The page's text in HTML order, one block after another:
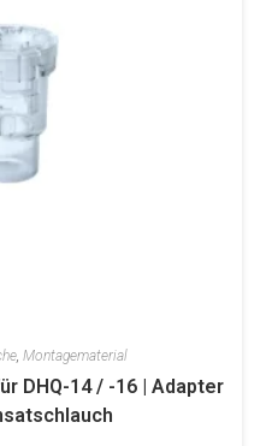
, Montagematerial
DHQ-14 / -16 | Adapter